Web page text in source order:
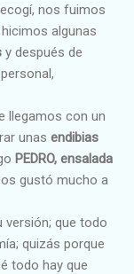
nos fuimos
hicimos algunas
y después de
llegamos con un
unas endibias
PEDRO, ensalada
gustó mucho a
versión; que todo
quizás porque
todo hay que